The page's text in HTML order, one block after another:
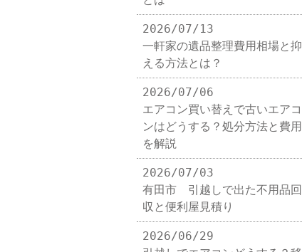
2026/07/13
一軒家の遺品整理費用相場と抑
える方法とは？
2026/07/06
エアコン買い替えで古いエアコ
ンはどうする？処分方法と費用
を解説
2026/07/03
有田市 引越しで出た不用品回
収と便利屋見積り
2026/06/29